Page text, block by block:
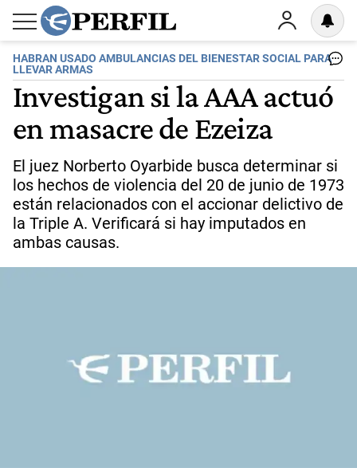
HABRAN USADO AMBULANCIAS DEL BIENESTAR SOCIAL PARA
LLEVAR ARMAS
Investigan si la AAA actuó
en masacre de Ezeiza
El juez Norberto Oyarbide busca determinar si
los hechos de violencia del 20 de junio de 1973
están relacionados con el accionar delictivo de
la Triple A. Verificará si hay imputados en
ambas causas.